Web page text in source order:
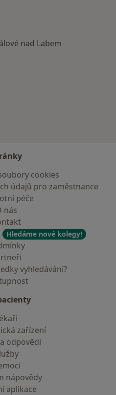
nad Labem
cookies
údajů pro zaměstnance
péče
nás
Hledáme nové kolegy!
vyhledávání?
zařízení
odpovědi
nápovědy
aplikace